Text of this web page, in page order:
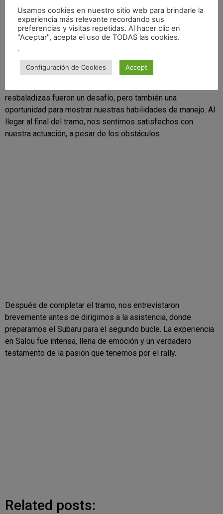
Al principio, fui un poco cauteloso, adaptándome a las
condiciones resbaladizas del tramo. Sin embargo, a medida
que avanzábamos, me fui sintiendo más confiado y empecé
resbaladizas fueron un desafío, pero también una
oportunidad para mostrar nuestras habilidades de manejo. Al
llegar al final del tramo, nos sentimos satisfechos con
nuestra actuación, a pesar de los obstáculos.
Después de completar el tramo, nos entrevistaron
brevemente antes de dirigirnos a la asistencia, donde
preparamos el Subaru para el segundo bucle. La experiencia
en Salou fue intensa, llena de emoción y un verdadero
testamento de la pasión que tenemos por el rally.
Related posts:
Usamos cookies en nuestro sitio web para brindarle la
experiencia más relevante recordando sus
preferencias y visitas repetidas. Al hacer clic en
"Aceptar", acepta el uso de TODAS las cookies.
.
Configuración de Cookies Accept